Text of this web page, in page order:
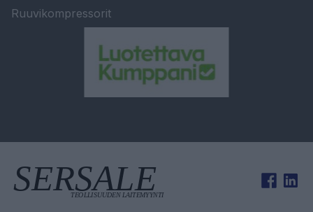
Ruuvikompressorit